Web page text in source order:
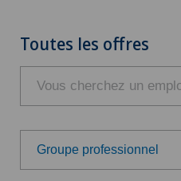
Toutes les offres
Groupe professionnel